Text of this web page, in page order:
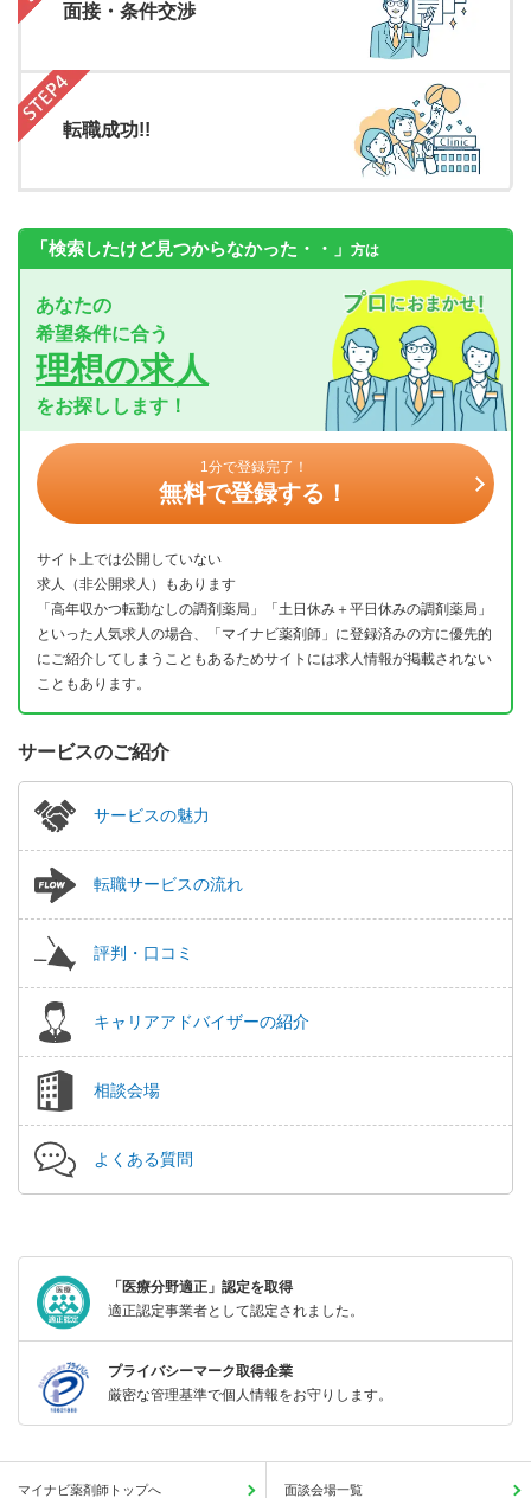
面接・条件交渉
転職成功!!
「検索したけど見つからなかった・・」 方は
あなたの
希望条件に合う
理想の求人
をお探しします！
1分で登録完了！
無料で登録する！
サイト上では公開していない
求人（非公開求人）もあります
「高年収かつ転勤なしの調剤薬局」「土日休み＋平日休みの調剤薬局」
といった人気求人の場合、「マイナビ薬剤師」に登録済みの方に優先的
にご紹介してしまうこともあるためサイトには求人情報が掲載されない
こともあります。
サービスのご紹介
サービスの魅力
転職サービスの流れ
評判・口コミ
キャリアアドバイザーの紹介
相談会場
よくある質問
「医療分野適正」認定を取得
適正認定事業者として認定されました。
プライバシーマーク取得企業
厳密な管理基準で個人情報をお守りします。
マイナビ薬剤師トップへ 面談会場一覧